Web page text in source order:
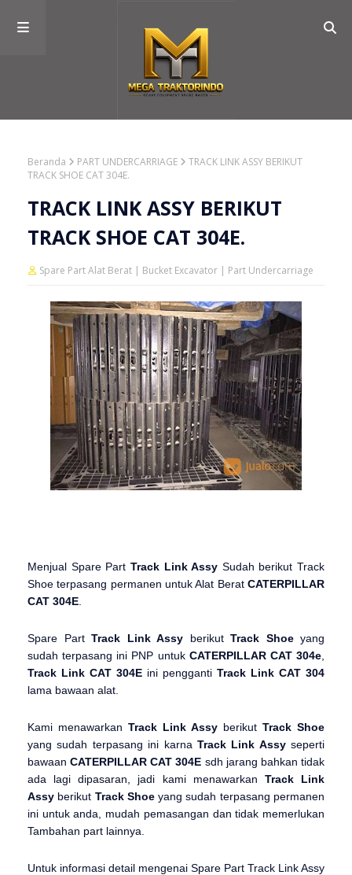
Beranda PART UNDERCARRIAGE
TRACK LINK ASSY BERIKUT
TRACK SHOE CAT 304E.
TRACK LINK ASSY BERIKUT
TRACK SHOE CAT 304E.
Spare Part Alat Berat | Bucket Excavator | Part Undercarriage
Menjual Spare Part Track Link Assy Sudah berikut Track
Shoe terpasang permanen untuk Alat Berat CATERPILLAR
CAT 304E
Spare Part Track Link Assy berikut Track Shoeyang
sudah terpasang ini PNP untuk CATERPILLAR CAT 304e
Track Link CAT 304E ini pengganti Track Link CAT 304
lama bawaan alat.
Kami menawarkan Track Link Assy berikut Track Shoe
yang sudah terpasang ini karna Track Link Assyseperti
bawaanCATERPILLAR CAT 304E sdh jarang bahkan tidak
ada lagi dipasaran, jadi kami menawarkan Track Link
Assy berikut Track Shoeyang sudah terpasang permanen
ini untuk anda, mudah pemasangan dan tidak memerlukan
Tambahan part lainnya.
Untuk informasi detail mengenai Spare Part Track Link Assy